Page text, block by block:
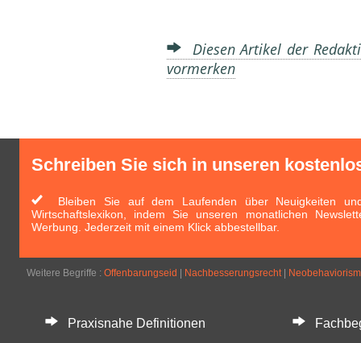
Diesen Artikel der
vormerken
Schreiben Sie sich in unseren
Bleiben Sie auf dem Laufenden über Neuigkeiten
Wirtschaftslexikon, indem Sie unseren monatlichen
Werbung. Jederzeit mit einem Klick abbestellbar.
Weitere Begriffe : Offenbarungseid Nachbesserungsrecht|
Praxisnahe Definitionen